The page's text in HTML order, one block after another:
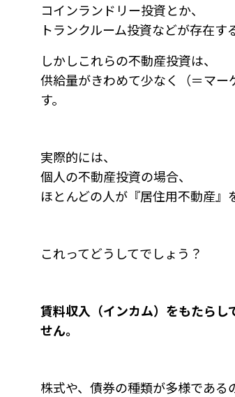
コインランドリー投資とか、
トランクルーム投資などが存在す
しかしこれらの不動産投資は、
供給量がきわめて少なく（＝マ
す。
実際的には、
個人の不動産投資の場合、
ほとんどの人が『居住用不動産』
これってどうしてでしょう？
賃料収入（インカム）をもたら
せん。
株式や、債券の種類が多様である